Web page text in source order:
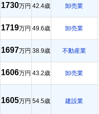
1730万円 42.4歳 卸売業
1719万円 49.6歳 卸売業
1697万円 38.9歳 不動産業
1606万円 43.2歳 卸売業
1605万円 54.5歳 建設業